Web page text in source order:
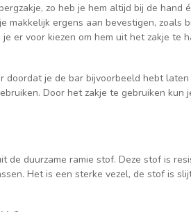
zo heb je hem altijd bij de hand
makkelijk ergens aan bevestigen, zoals
er voor kiezen om hem uit het zakje te
doordat je de bar bijvoorbeeld hebt
Door het zakje te gebruiken kun
de duurzame ramie stof. Deze stof is
Het is een sterke vezel, de stof is